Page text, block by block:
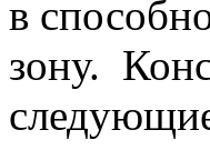
в
зону.